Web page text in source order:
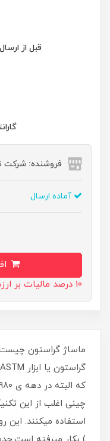
قبل از
فروشنده: شرکت
آماده ارسال
10 درصد مالیات بر ارزش افزوده اضافه خواهد شد.
چینی اغلب از این